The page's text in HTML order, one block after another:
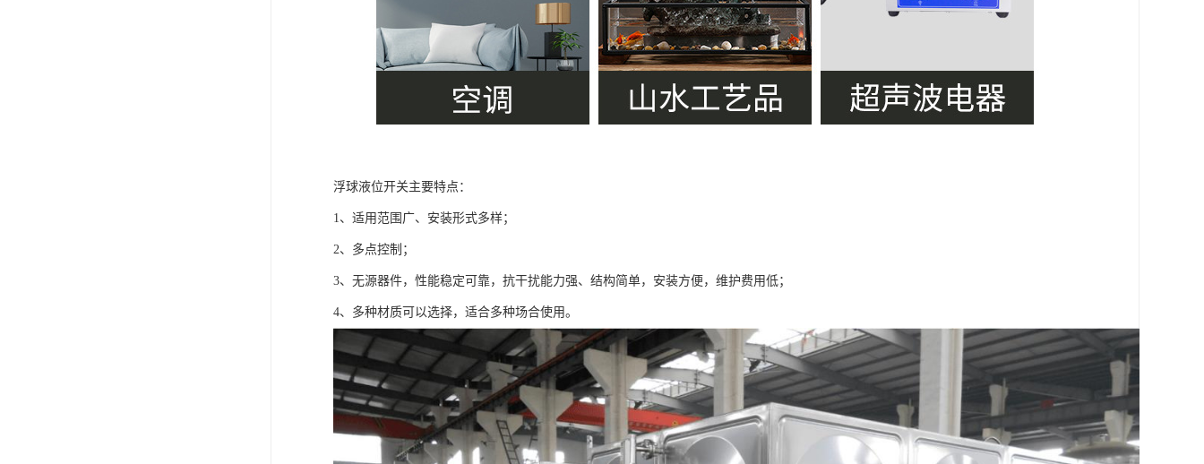
浮球液位开关主要特点：
1、适用范围广、安装形式多样；
2、多点控制；
3、无源器件，性能稳定可靠，抗干扰能力强、结构简单，安装方便，维护费用低；
4、多种材质可以选择，适合多种场合使用。